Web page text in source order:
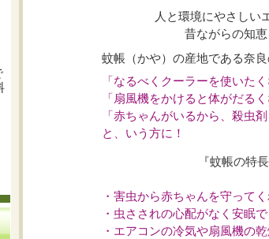
人と環境にやさしい
昔ながらの知
蚊帳（かや）の産地である奈
「なるべくクーラーを使いたく
「扇風機をかけると体がだるく
「赤ちゃんがいるから、殺虫
と、いう方に！
『蚊帳の特長
・害虫から赤ちゃんを守ってく
・虫さされの心配がなく安眠で
・エアコンの冷気や扇風機の